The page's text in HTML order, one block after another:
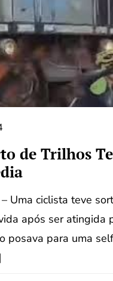
de Trilhos
Uma ciclista teve
após ser atingida
posava para uma